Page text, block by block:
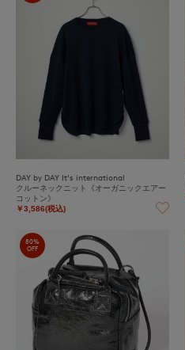
DAY by DAY It's international
クルーネックニット《オーガニックエアー
コットン》
￥3,586(税込)
80%
OFF